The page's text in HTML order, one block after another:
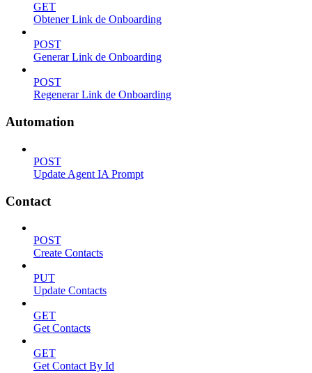
GET
Obtener Link de Onboarding
POST
Generar Link de Onboarding
POST
Regenerar Link de Onboarding
Automation
POST
Update Agent IA Prompt
Contact
POST
Create Contacts
PUT
Update Contacts
GET
Get Contacts
GET
Get Contact By Id